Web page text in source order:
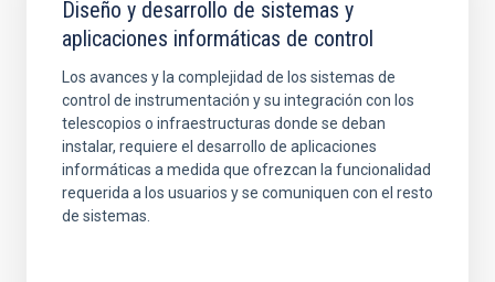
Diseño y desarrollo de sistemas y
aplicaciones informáticas de control
Los avances y la complejidad de los sistemas de
control de instrumentación y su integración con los
telescopios o infraestructuras donde se deban
instalar, requiere el desarrollo de aplicaciones
informáticas a medida que ofrezcan la funcionalidad
requerida a los usuarios y se comuniquen con el resto
de sistemas.